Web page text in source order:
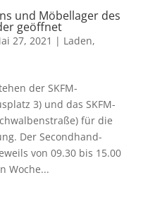
und Möbellager des
geöffnet
27, 2021 | Laden,
der SKFM-
3) und das SKFM-
für die
Der Secondhand-
von 09.30 bis 15.00
Woche...